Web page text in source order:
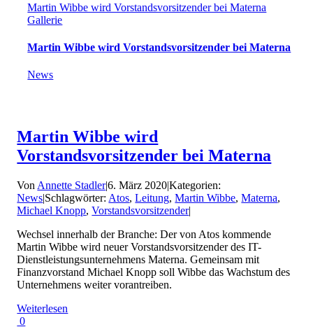
Martin Wibbe wird Vorstandsvorsitzender bei Materna
Gallerie
Martin Wibbe wird Vorstandsvorsitzender bei Materna
News
Martin Wibbe wird
Vorstandsvorsitzender bei Materna
Von Annette Stadler|6. März 2020|Kategorien:
News|Schlagwörter: Atos,Leitung,Martin Wibbe,Materna,
Michael Knopp,Vorstandsvorsitzender|
Wechsel innerhalb der Branche: Der von Atos kommende
Martin Wibbe wird neuer Vorstandsvorsitzender des IT-
Dienstleistungsunternehmens Materna. Gemeinsam mit
Finanzvorstand Michael Knopp soll Wibbe das Wachstum des
Unternehmens weiter vorantreiben.
Weiterlesen
0